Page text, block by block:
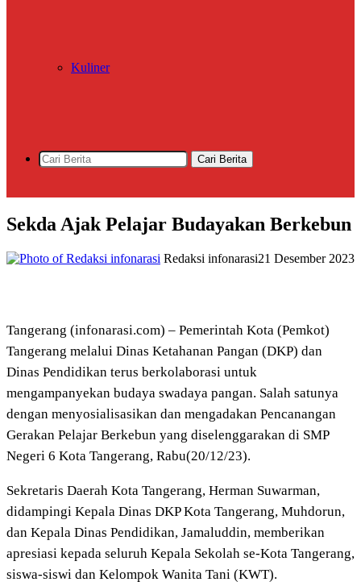
Kuliner
Cari Berita
Sekda Ajak Pelajar Budayakan Berkebun
Redaksi infonarasi21 Desember 2023
Tangerang (infonarasi.com) – Pemerintah Kota (Pemkot)
Tangerang melalui Dinas Ketahanan Pangan (DKP) dan
Dinas Pendidikan terus berkolaborasi untuk
mengampanyekan budaya swadaya pangan. Salah satunya
dengan menyosialisasikan dan mengadakan Pencanangan
Gerakan Pelajar Berkebun yang diselenggarakan di SMP
Negeri 6 Kota Tangerang, Rabu(20/12/23).
Sekretaris Daerah Kota Tangerang, Herman Suwarman,
didampingi Kepala Dinas DKP Kota Tangerang, Muhdorun,
dan Kepala Dinas Pendidikan, Jamaluddin, memberikan
apresiasi kepada seluruh Kepala Sekolah se-Kota Tangerang,
siswa-siswi dan Kelompok Wanita Tani (KWT).